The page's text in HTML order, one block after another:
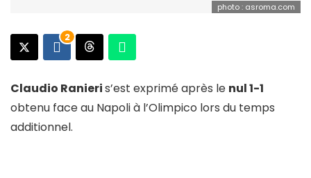
photo : asroma.com
2
Claudio Ranieris’est exprimé après le nul 1-1
obtenu face au Napoli à l’Olimpico lors du temps
additionnel.